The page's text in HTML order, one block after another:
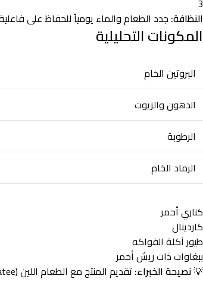
3
النظافة:جدد الطعام والماء يومياً للحفاظ على
المكونات التحليلية
البروتين الخام
الدهون والزيوت
الرطوبة
الرماد الخام
كناري أحمر
كاردينال
طيور آكلة الفواكه
ببغاوات ذات ريش أحمر
💡نصيحة الخبراء: تقديم المنتج مع الطعام اللين (Patee) يعطي نتائج أسرع وأفضل في امتصاص الصبغة مقارنة بماء الشرب.